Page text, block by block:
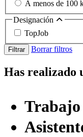
A menos de 100
Designación
TopJob
Filtrar Borrar filtros
Has realizado
Trabajo